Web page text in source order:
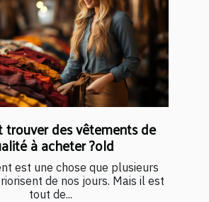
trouver des vêtements de
à acheter ?old
est une chose que plusieurs
de nos jours. Mais il est
tout de...